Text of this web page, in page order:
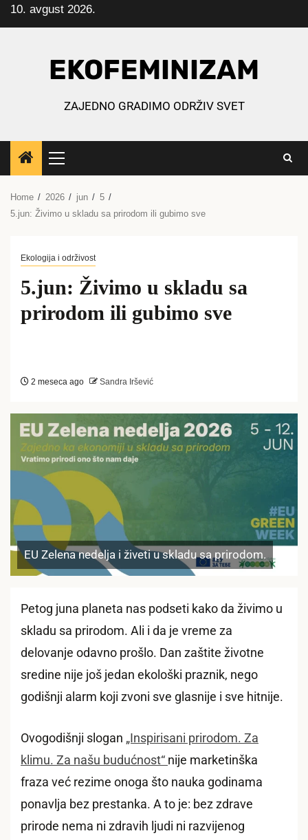
Skip
to
10. avgust 2026.
EKOFEMINIZAM
ZAJEDNO GRADIMO ODRŽIV SVET
Primary
Menu
Home 2026 jun
5
5.jun: Živimo u skladu sa prirodom ili gubimo sve
Ekologija i održivost
5.jun: Živimo u skladu sa
prirodom ili gubimo sve
2 meseca ago Sandra Iršević
EU Zelena nedelja i živeti u skladu sa prirodom.
Petog juna planeta nas podseti kako da živimo u
skladu sa prirodom. Ali i da je vreme za
delovanje odavno prošlo. Dan zaštite životne
sredine nije još jedan ekološki praznik, nego
godišnji alarm koji zvoni sve glasnije i sve hitnije.
Ovogodišnji slogan „Inspirisani prirodom. Za
klimu. Za našu budućnost“ nije marketinška
fraza već rezime onoga što nauka godinama
ponavlja bez prestanka. A to je: bez zdrave
prirode nema ni zdravih ljudi ni razvijenog